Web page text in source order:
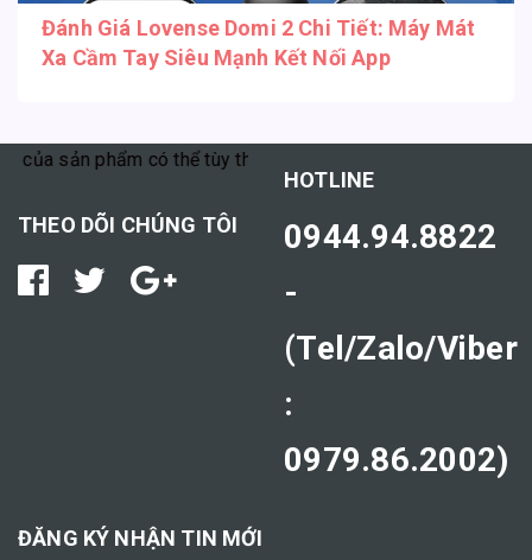
Đánh Giá Lovense Domi 2 Chi Tiết: Máy Mát
Xa Cầm Tay Siêu Mạnh Kết Nối App
sản phẩm có thể tùy thuộc vào cơ địa mỗi người."
THEO DÕI CHÚNG TÔI
HOTLINE
0944.94.8822
-
(Tel/Zalo/Viber
:
0979.86.2002)
ĐĂNG KÝ NHẬN TIN MỚI